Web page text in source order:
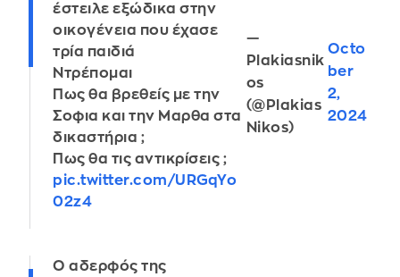
έστειλε εξώδικα στην
οικογένεια που έχασε
τρία παιδιά
Ντρέπομαι
Πως θα βρεθείς με την
Σοφια και την Μαρθα στα
δικαστήρια ;
Πως θα τις αντικρίσεις ;
pic.twitter.com/URGqYo
02z4
—
Plakiasnik
os
(@Plakias
Nikos)
Octo
ber
2,
2024
Ο αδερφός της